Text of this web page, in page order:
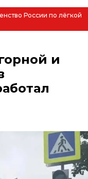
России по лёгкой
и